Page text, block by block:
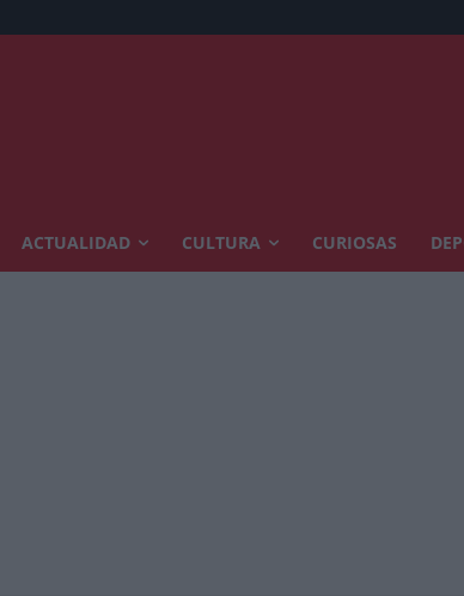
ACTUALIDAD CULTURA CURIOSAS